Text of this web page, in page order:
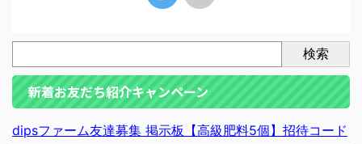
検索
新着お友だち紹介キャンペーン
dipsファーム友達募集 掲示板【高級肥料5個】招待コード